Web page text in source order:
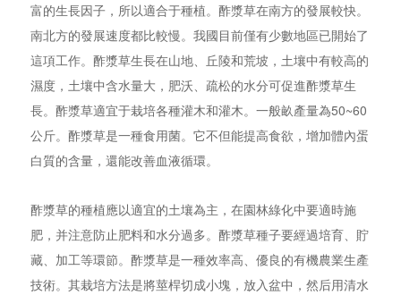
富的生長因子，所以適合于種植。酢漿草在南方的發展較快。
南北方的發展速度都比較慢。我國目前僅有少數地區已開始了
這項工作。酢漿草生長在山地、丘陵和荒坡，土壤中有較高的
濕度，土壤中含水量大，肥沃、疏松的水分可促進酢漿草生
長。酢漿草適宜于栽培各種灌木和灌木。一般畝產量為50~60
公斤。酢漿草是一種食用菌。它不但能提高食欲，增加體內蛋
白質的含量，還能改善血液循環。
酢漿草的種植應以適宜的土壤為主，在園林綠化中要適時施
肥，并注意防止肥料和水分過多。酢漿草種子要經過培育、貯
藏、加工等環節。酢漿草是一種效率高、優良的有機農業生產
技術。其栽培方法是將莖桿切成小塊，放入盆中，然后用清水